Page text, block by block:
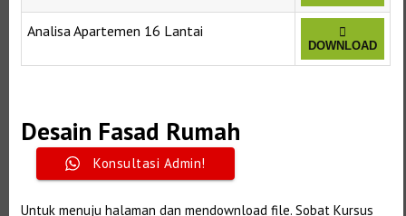
Analisa Apartemen 16 Lantai
DOWNLOAD
Desain Fasad Rumah
Selanjutnya. Setelah itu. Kemudian,
Untuk menuju halaman dan mendownload file. Sobat Kursus
Konsultasi Admin!